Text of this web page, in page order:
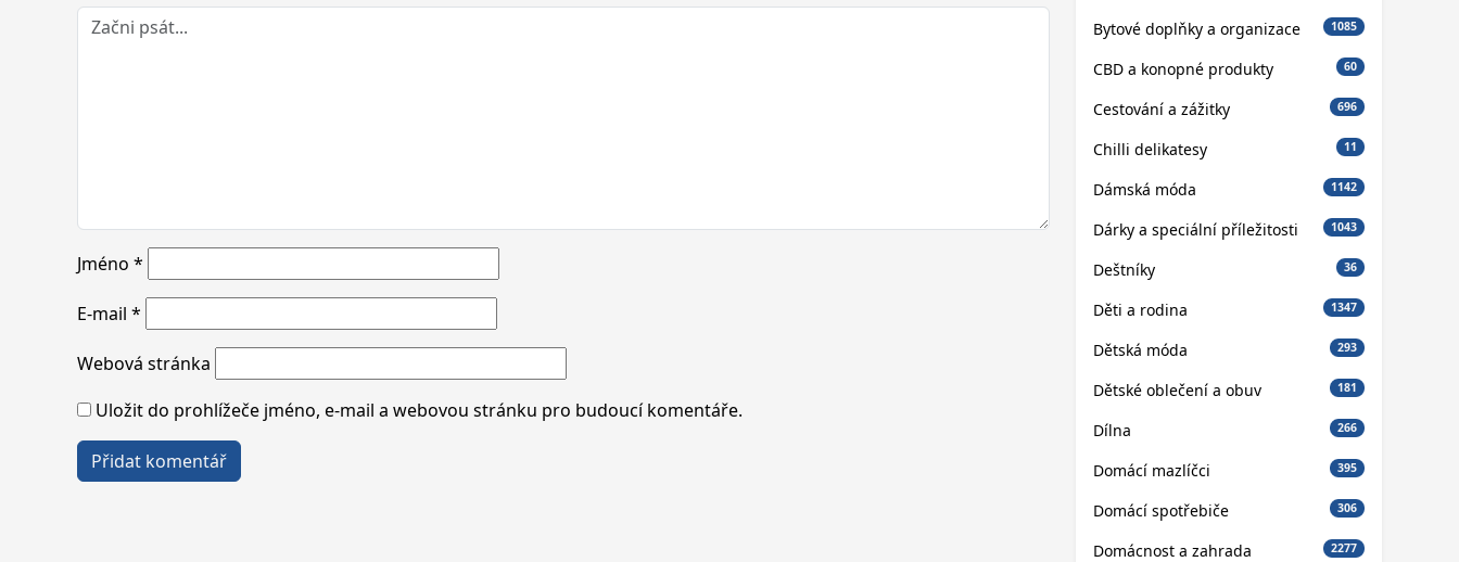
Jméno *
E-mail *
Webová stránka
Uložit do prohlížeče jméno, e-mail a webovou stránku pro budoucí komentáře.
Bytové doplňky a organizace 1085
CBD a konopné produkty 60
Cestování a zážitky 696
Chilli delikatesy 11
Dámská móda 1142
Dárky a speciální příležitosti 1043
Deštníky 36
Děti a rodina 1347
Dětská móda 293
Dětské oblečení a obuv 181
Dílna 266
Domácí mazlíčci 395
Domácí spotřebiče 306
Domácnost a zahrada 2277